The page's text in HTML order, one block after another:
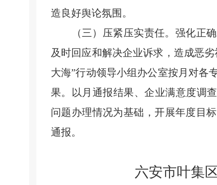
造良好舆论氛围。
（三）压紧压实责任。 强化正
及时回应和解决企业诉求，造成恶
大海”行动领导小组办公室按月对各
果。以月通报结果、企业满意度调
问题办理情况为基础，开展年度目
通报。
六安市叶集